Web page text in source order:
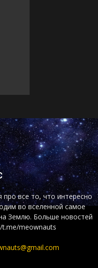
про все то, что интересно
во вселенной самое
Землю. Больше новостей
t.me/meownauts